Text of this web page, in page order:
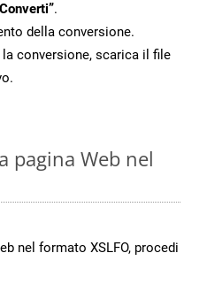
.
della conversione.
conversione, scarica il file
pagina Web nel
nel formato XSLFO, procedi